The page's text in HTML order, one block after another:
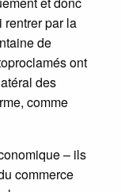
rentrer par la
de
ont
des
comme
– ils
commerce